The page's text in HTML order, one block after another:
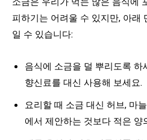
피하기는 어려울 수 있지만, 아래
일 수 있습니다:
음식에 소금을 덜 뿌리도록 하
향신료를 대신 사용해 보세요.
요리할 때 소금 대신 허브, 마
에서 제안하는 것보다 적은 양